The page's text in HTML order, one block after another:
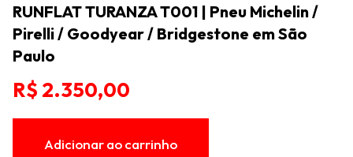
RUNFLAT TURANZA T001 | Pneu Michelin /
Pirelli / Goodyear / Bridgestone em São
Paulo
R$ 2.350,00
Adicionar ao carrinho